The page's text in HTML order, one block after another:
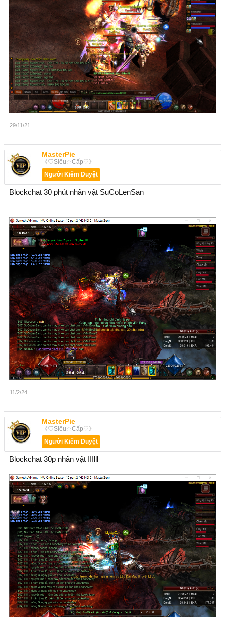
29/11/21
MasterPie
《♡Siêu☆Cấp♡》
Người Kiểm Duyệt
Blockchat 30 phút nhân vật SuCoLenSan
11/2/24
MasterPie
《♡Siêu☆Cấp♡》
Người Kiểm Duyệt
Blockchat 30p nhân vật IIIlll